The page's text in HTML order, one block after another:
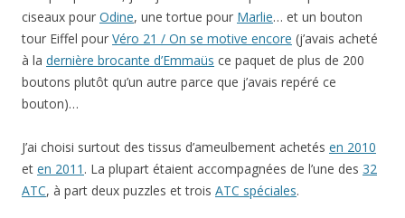
ciseaux pour Odine, une tortue pour Marlie… et un bouton
tour Eiffel pour Véro 21 / On se motive encore (j’avais acheté
à la dernière brocante d’Emmaüs ce paquet de plus de 200
boutons plutôt qu’un autre parce que j’avais repéré ce
bouton)…
J’ai choisi surtout des tissus d’ameulbement achetés en 2010
et en 2011 . La plupart étaient accompagnées de l’une des 32
ATC, à part deux puzzles et trois ATC spéciales.